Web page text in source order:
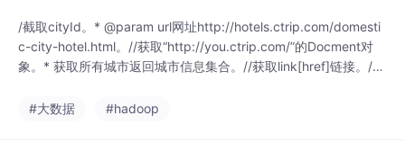
/截取cityId。* @param url网址http://hotels.ctrip.com/domesti
c-city-hotel.html。//获取“http://you.ctrip.com/”的Docment对
象。* 获取所有城市返回城市信息集合。//获取link[href]链接。//
#大数据
#hadoop